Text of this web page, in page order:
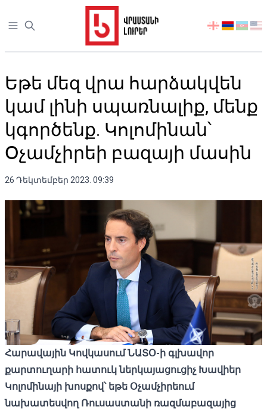
Open sidebar
აირჩიეთ
Եթե ​​մեզ վրա հարձակվեն
կամ լինի սպառնալիք, մենք
կգործենք. Կոլոմինան՝
Օչամչիրեի բազայի մասին
26 Դեկտեմբեր 2023. 09:39
Հարավային Կովկասում ՆԱՏՕ-ի գլխավոր
քարտուղարի հատուկ ներկայացուցիչ Խավիեր
Կոլոմինայի խոսքով՝ եթե Օչամչիրեում
նախատեսվող Ռուսաստանի ռազմաբազայից